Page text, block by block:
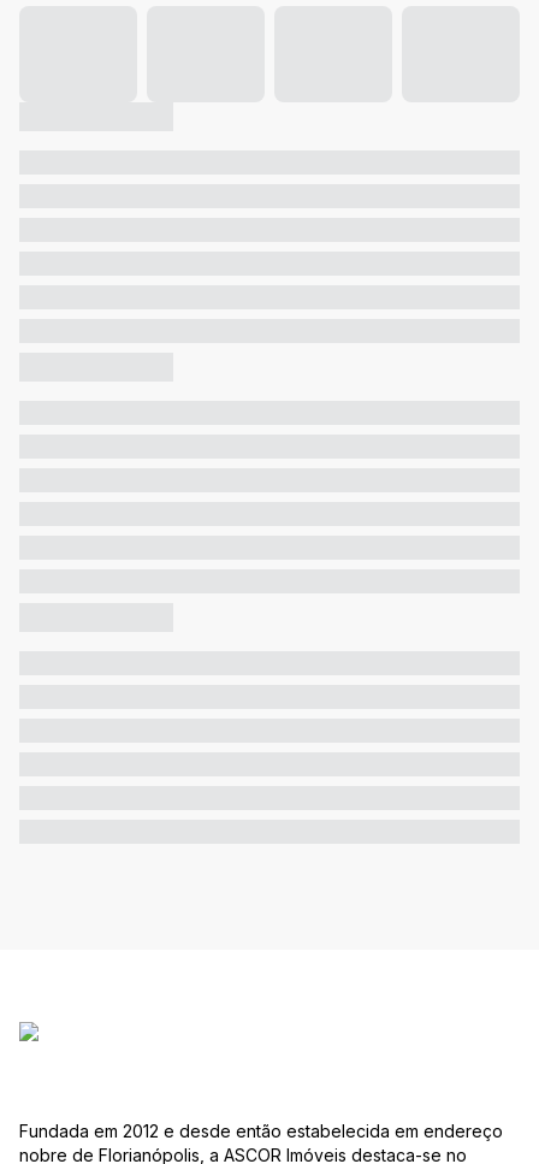
Fundada em 2012 e desde então estabelecida em endereço
nobre de Florianópolis, a ASCOR Imóveis destaca-se no